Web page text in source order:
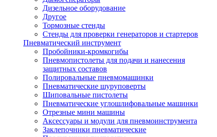
Дизельное оборудование
Другое
Тормозные стенды
Стенды для проверки генераторов и стартеров
Пневматический инструмент
Пробойники-кромкогибы
Пневмопистолеты для подачи и нанесения
защитных составов
Полировальные пневмомашинки
Пневматические шуруповерты
Шиповальные пистолеты
Пневматические углошлифовальные машинки
Отрезные мини машины
Аксессуары и модули для пневмоинструмента
Заклепочники пневматические